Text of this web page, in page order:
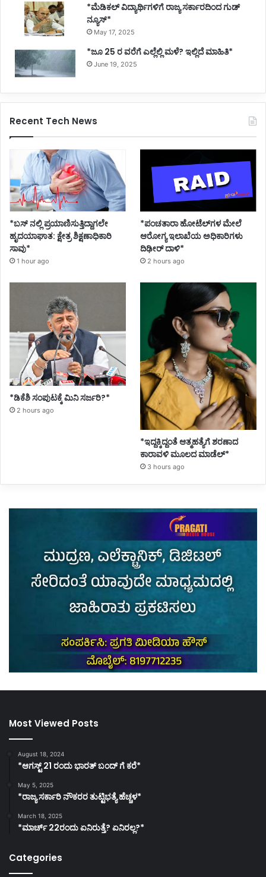
*ಮೆಡಿಕಲ್ ವಿದ್ಯಾರ್ಥಿಗಳಿಗೆ ರಾಜ್ಯ ಸರ್ಕಾರದಿಂದ ಗುಡ್
ನ್ಯೂಸ್*
May 17, 2025
*ಜೂ 25 ರ ವರೆಗೆ ಎಲ್ಲೆಲ್ಲಿ ಮಳೆ? ಇಲ್ಲಿದೆ ಮಾಹಿತಿ*
June 19, 2025
Recent Tech News
*ಬಸ್ ನಲ್ಲಿ ಪ್ರಯಾಣಿಸುತ್ತಿದ್ದಾಗಲೇ
ಹೃದಯಾಘಾತ: ಕ್ಷೇತ್ರ ಶಿಕ್ಷಣಾಧಿಕಾರಿ
ಸಾವು*
1 hour ago
*ಪಂಚತಾರಾ ಹೋಟೆಲ್‌ಗಳ ಮೇಲೆ
ಆರೋಗ್ಯ ಇಲಾಖೆಯ ಅಧಿಕಾರಿಗಳು
ದಿಢೀರ್ ದಾಳಿ*
2 hours ago
*ಡಿಕೆಶಿ ಸಂಪುಟಕ್ಕೆ ಮಿನಿ ಸರ್ಜರಿ?*
2 hours ago
*ಇದ್ದಕ್ಕಿದ್ದಂತೆ ಆತ್ಮಹತ್ಯೆಗೆ ಶರಣಾದ
ಕಾರಾವಳಿ ಮೂಲದ ಮಾಡೆಲ್*
3 hours ago
Most Viewed Posts
August 18, 2024
*ಆಗಸ್ಟ್ 21 ರಂದು ಭಾರತ್‌ ಬಂದ್‌ ಗೆ ಕರೆ*
May 5, 2025
*ರಾಜ್ಯ ಸರ್ಕಾರಿ ನೌಕರರ ತುಟ್ಟಿಭತ್ಯೆ ಹೆಚ್ಚಳ*
March 18, 2025
*ಮಾರ್ಚ್ 22ರಂದು ಏನಿರುತ್ತೆ? ಏನಿರಲ್ಲ?*
Categories